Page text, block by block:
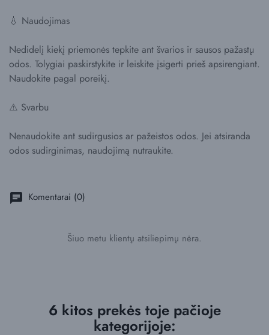
💧 Naudojimas
Nedidelį kiekį priemonės tepkite ant švarios ir sausos pažastų
odos. Tolygiai paskirstykite ir leiskite įsigerti prieš apsirengiant.
Naudokite pagal poreikį.
⚠️ Svarbu
Nenaudokite ant sudirgusios ar pažeistos odos. Jei atsiranda
odos sudirginimas, naudojimą nutraukite.
chat Komentarai (0)
Šiuo metu klientų atsiliepimų nėra.
6 kitos prekės toje pačioje
kategorijoje: